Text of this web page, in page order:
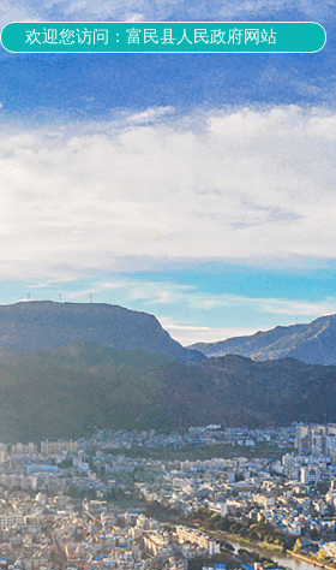
欢迎您访问：富民县人民政府网站